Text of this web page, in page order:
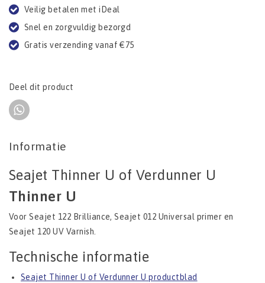
Veilig betalen met iDeal
Snel en zorgvuldig bezorgd
Gratis verzending vanaf €75
Deel dit product
Informatie
Seajet Thinner U of Verdunner U
Thinner U
Voor Seajet 122 Brilliance, Seajet 012 Universal primer en
Seajet 120 UV Varnish.
Technische informatie
Seajet Thinner U of Verdunner U productblad